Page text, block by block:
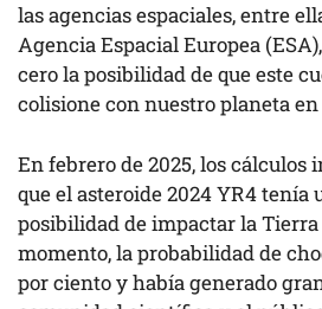
las agencias espaciales, entre
Agencia Espacial Europea
cero la posibilidad de que este
colisione con nuestro planeta
En febrero de 2025, los cálculos
que el asteroide 2024 YR4 tenía
posibilidad de impactar la Tierra
momento, la probabilidad de
por ciento y había generado